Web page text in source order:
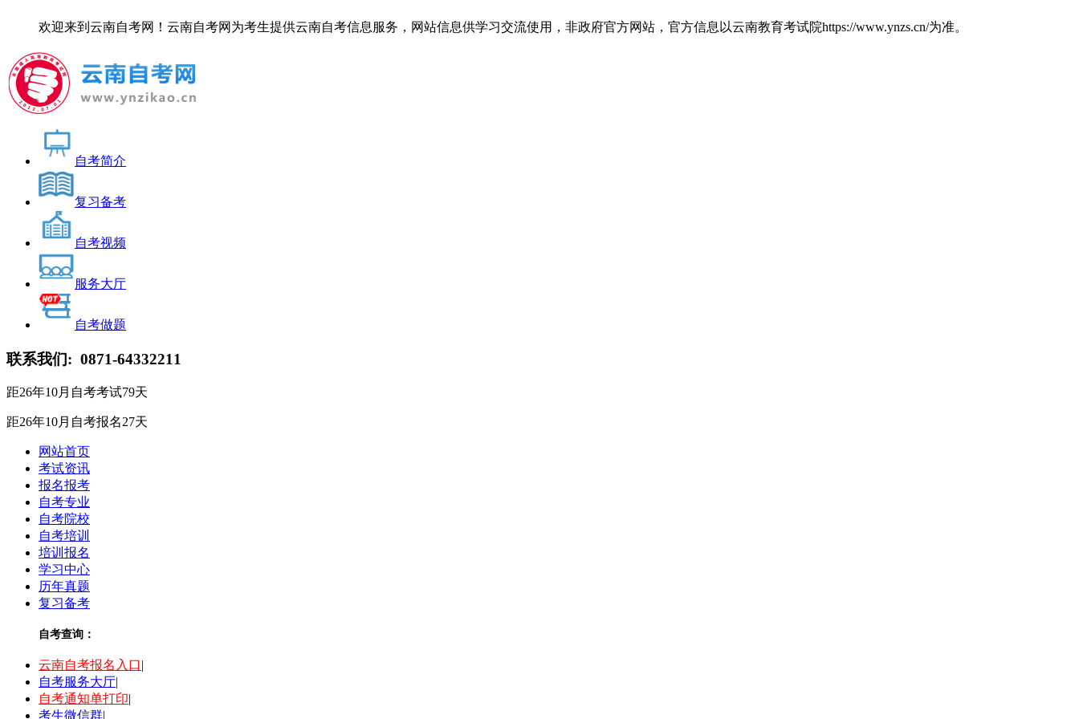
欢迎来到云南自考网！云南自考网为考生提供云南自考信息服务，网站信息供学习交流使用，非政府官方网站，官方信息以云南教育考试院https://www.ynzs.cn/为准。
自考简介
复习备考
自考视频
服务大厅
自考做题
联系我们: 0871-64332211
距26年10月自考考试79天
距26年10月自考报名27天
网站首页
考试资讯
报名报考
自考专业
自考院校
自考培训
培训报名
学习中心
历年真题
复习备考
自考查询：
云南自考报名入口|
自考服务大厅|
自考通知单打印|
考生微信群|